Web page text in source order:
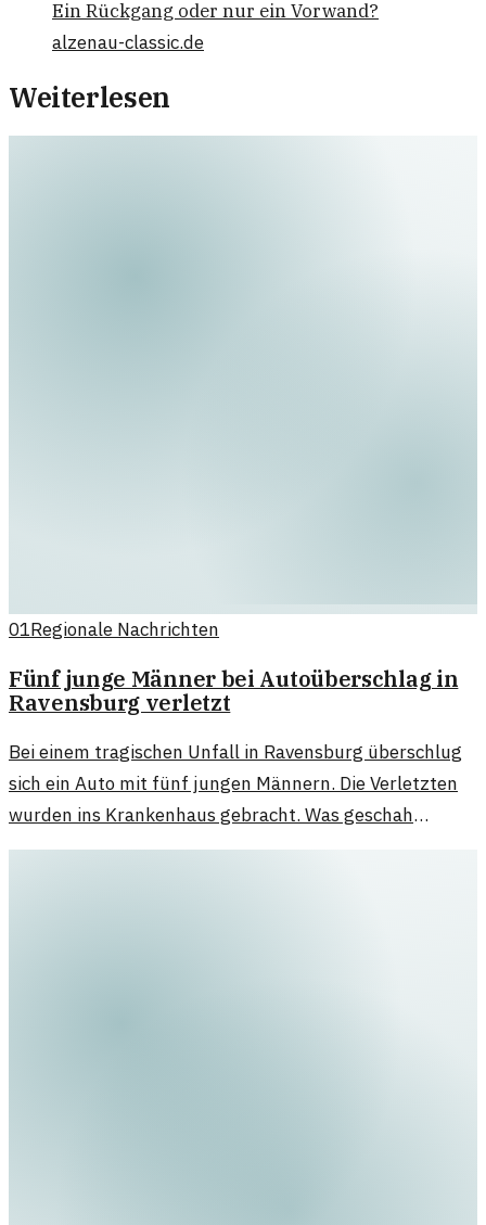
Ein Rückgang oder nur ein Vorwand?
alzenau-classic.de
Weiterlesen
01Regionale Nachrichten
Fünf junge Männer bei Autoüberschlag in
Ravensburg verletzt
Bei einem tragischen Unfall in Ravensburg überschlug
sich ein Auto mit fünf jungen Männern. Die Verletzten
wurden ins Krankenhaus gebracht. Was geschah
genau?